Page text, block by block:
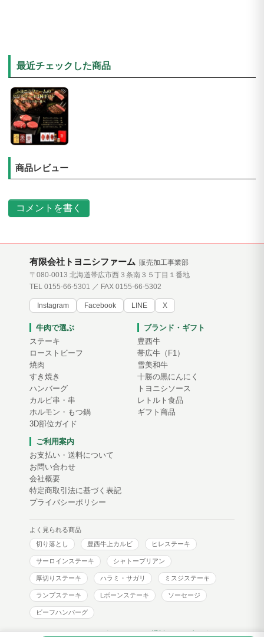
最近チェックした商品
商品レビュー
コメントを書く
有限会社トヨニシファーム 販売加工事業部
〒080-0013 北海道帯広市西３条南３５丁目１番地
TEL 0155-66-5301 ／ FAX 0155-66-5302
Instagram Facebook LINE X
牛肉で選ぶ
ステーキ
ローストビーフ
焼肉
すき焼き
ハンバーグ
カルビ串・串
ホルモン・もつ鍋
3D部位ガイド
ブランド・ギフト
豊西牛
帯広牛（F1）
雪美和牛
十勝の黒にんにく
トヨニシソース
レトルト食品
ギフト商品
ご利用案内
お支払い・送料について
お問い合わせ
会社概要
特定商取引法に基づく表記
プライバシーポリシー
よく見られる商品
切り落とし
豊西牛上カルビ ヒレステーキ
サーロインステーキ シャトーブリアン
厚切りステーキ ハラミ・サガリ ミスジステーキ
ランプステーキ Lボーンステーキ ソーセージ
ビーフハンバーグ
トヨニシファーム コーポレートサイト通販サイトブログ